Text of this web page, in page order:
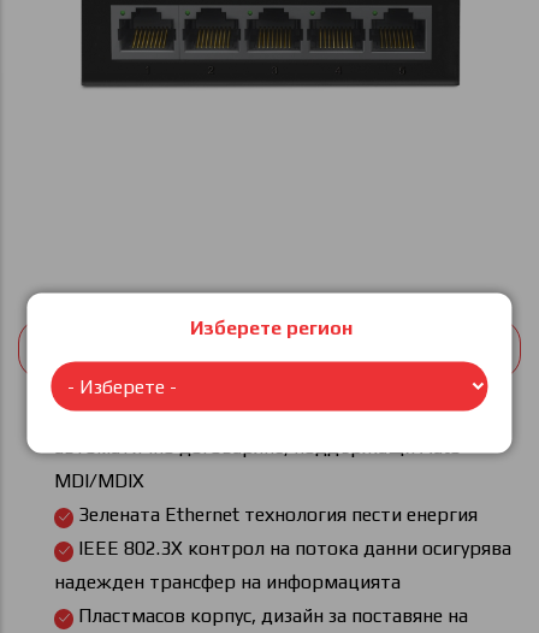
Изберете регион
8 броя 10/100/1000 Mbps RJ45 портa с
автоматично договаряне, поддържащи Auto-
MDI/MDIX
Зелената Ethernet технология пести енергия
IEEE 802.3X контрол на потока данни осигурява
надежден трансфер на информацията
Пластмасов корпус, дизайн за поставяне на